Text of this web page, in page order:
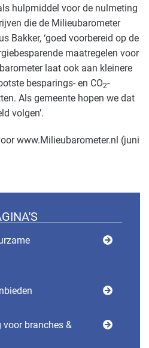
hulpmiddel voor de nulmeting
die de Milieubarometer
Bakker, ‘goed voorbereid op de
maatregelen voor
laat ook aan kleinere
besparings- en CO2-
Als gemeente hopen we dat
volgen’.
www.Milieubarometer.nl (juni
voor branches &